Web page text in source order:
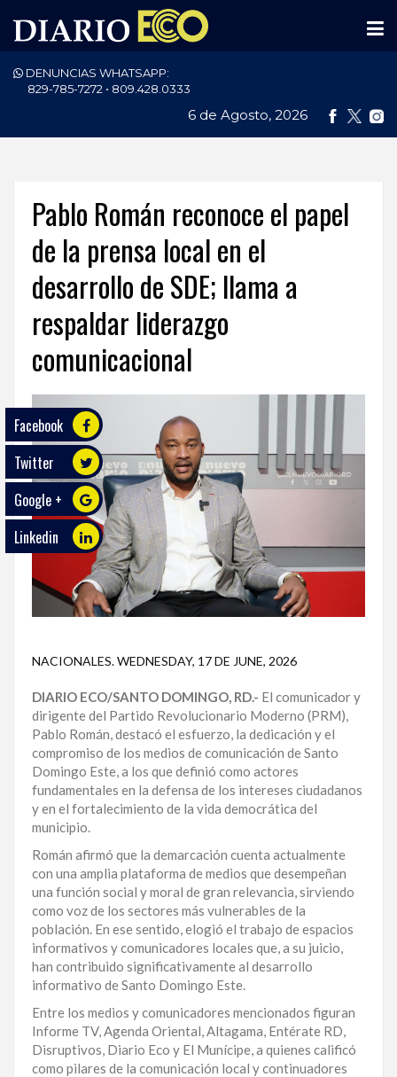
DENUNCIAS WHATSAPP:
829-785-7272 • 809.428.0333
6 de Agosto, 2026
PORTADA
ECONOMÍA
DEPORTES
ENTRETENIMIENTO
SALUD
TECNOLOGÍA
ECO
PLAY
TRABAJOS
DE
INVESTIGACIÓN
PROVINCIAS
DISTRITO
SANTO
SANTIAGO
SAN
JUAN
LA
ALTAGRACIA
PUERTO
PLATA
CONTÁCTENOS
Pablo Román reconoce el papel
de la prensa local en el
desarrollo de SDE; llama a
respaldar liderazgo
comunicacional
Facebook
Twitter
Google +
Linkedin
NACIONALES.WEDNESDAY, 17 DE JUNE, 2026
DIARIO ECO/SANTO DOMINGO, RD.- El comunicador y
dirigente del Partido Revolucionario Moderno (PRM),
Pablo Román, destacó el esfuerzo, la dedicación y el
compromiso de los medios de comunicación de Santo
Domingo Este, a los que definió como actores
fundamentales en la defensa de los intereses ciudadanos
y en el fortalecimiento de la vida democrática del
municipio.
Román afirmó que la demarcación cuenta actualmente
con una amplia plataforma de medios que desempeñan
una función social y moral de gran relevancia, sirviendo
como voz de los sectores más vulnerables de la
población. En ese sentido, elogió el trabajo de espacios
informativos y comunicadores locales que, a su juicio,
han contribuido significativamente al desarrollo
informativo de Santo Domingo Este.
Entre los medios y comunicadores mencionados figuran
Informe TV, Agenda Oriental, Altagama, Entérate RD,
Disruptivos, Diario Eco y El Munícipe, a quienes calificó
como pilares de la comunicación local y continuadores